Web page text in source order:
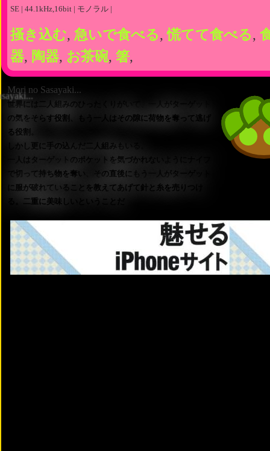
SE | 44.1kHz,16bit | モノラル |
掻き込む, 急いで食べる,慌てて食べる,
器, 陶器, お茶碗, 箸,
Mori no Sasayaki...
世界には二人組みのひったくりがいて、一人がターゲット
の気をそらす役割、もう一人はその隙に荷物を奪って逃げ
る役割。
しかし更に手の込んだ二人組みもいる。
一人はターゲットのポケットを気づかれないようにナイフ
で切って持ち物を奪い、その直後にもう一人がターゲット
に服が破れていることを教えてあげて針と糸を売りつけ
る。二重に美味しいということだ